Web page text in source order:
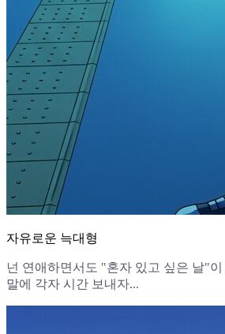
자유로운 늑대형
넌 연애하면서도 "혼자 있고 싶은 날"
말에 각자 시간 보내자...